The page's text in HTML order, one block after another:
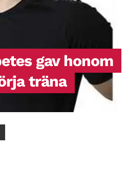
gav honom
träna